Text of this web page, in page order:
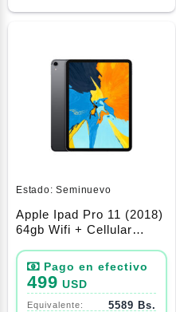
Estado:Seminuevo
Apple Ipad Pro 11 (2018)
64gb Wifi + Cellular
499 USD
5589 Bs.